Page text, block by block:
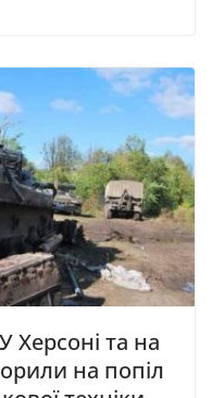
Херсоні та на
на попіл